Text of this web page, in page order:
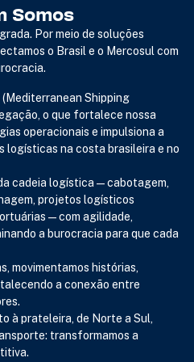
Somos
Por meio de soluções
o Brasil e o Mercosul com
(Mediterranean Shipping
o que fortalece nossa
operacionais e impulsiona a
logísticas na costa brasileira e no
cadeia logística — cabotagem,
projetos logísticos
— com agilidade,
a burocracia para que cada
movimentamos histórias,
a conexão entre
à prateleira, de Norte a Sul,
transformamos a